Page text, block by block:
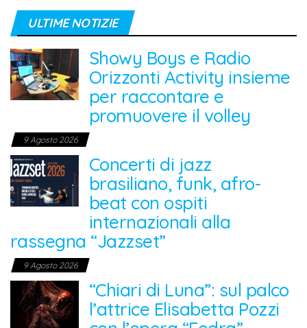
ULTIME NOTIZIE
Showy Boys e Radio
Orizzonti Activity insieme
per raccontare e
promuovere il volley
9 Agosto 2026
Concerti di jazz
brasiliano, funk, afro-
beat con ospiti
internazionali alla
rassegna “Jazzset”
9 Agosto 2026
“Chiari di Luna”: sul palco
l’attrice Elisabetta Pozzi